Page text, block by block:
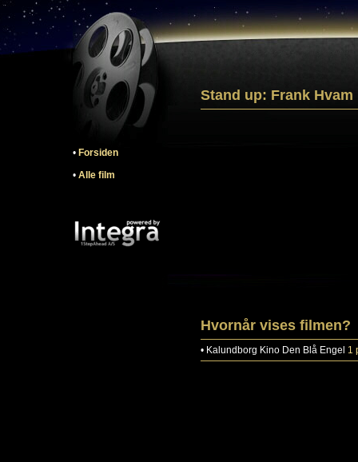
• Forsiden
• Alle film
Stand up: Frank
Hvornår vises filmen?
• Kalundborg Kino Den Blå Engel 1